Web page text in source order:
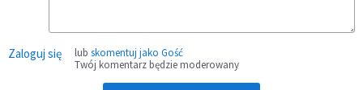
Zaloguj się lub skomentuj jako Gość
Twój komentarz będzie moderowany